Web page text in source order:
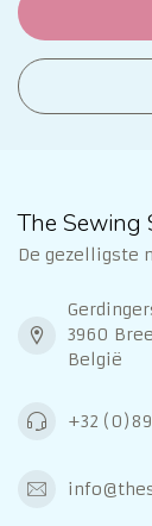
The Sewing
De gezelligste
3960 Bree
België
+32 (0)89